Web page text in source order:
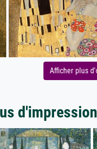
Afficher plus